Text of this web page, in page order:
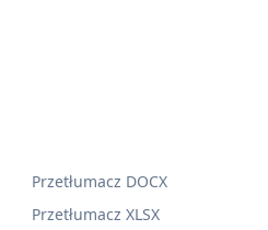
Przetłumacz DOCX
Przetłumacz XLSX